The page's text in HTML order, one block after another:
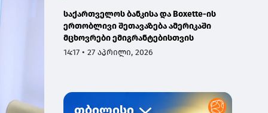
საქართველოს ბანკისა და Boxette-ის
ერთობლივი შეთავაზება ამერიკაში
მცხოვრები ემიგრანტებისთვის
14:17 • 27 აპრილი, 2026